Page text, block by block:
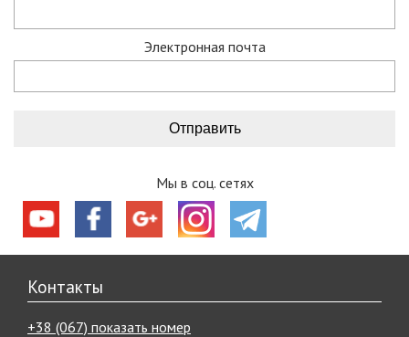
Электронная почта
Мы в соц. сетях
Контакты
+38 (067) показать номер